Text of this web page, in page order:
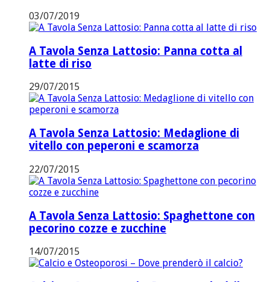
03/07/2019
A Tavola Senza Lattosio: Panna cotta al
latte di riso
29/07/2015
A Tavola Senza Lattosio: Medaglione di
vitello con peperoni e scamorza
22/07/2015
A Tavola Senza Lattosio: Spaghettone con
pecorino cozze e zucchine
14/07/2015